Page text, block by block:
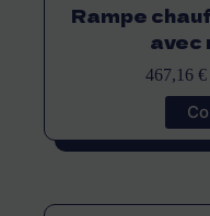
Rampe
avec
467,16€